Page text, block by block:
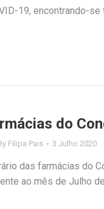
19, encontrando-se
do
Filipa Pais 3 Julho 2020
das farmácias do
ao mês de Julho